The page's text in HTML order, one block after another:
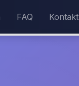
FAQ Kontakt